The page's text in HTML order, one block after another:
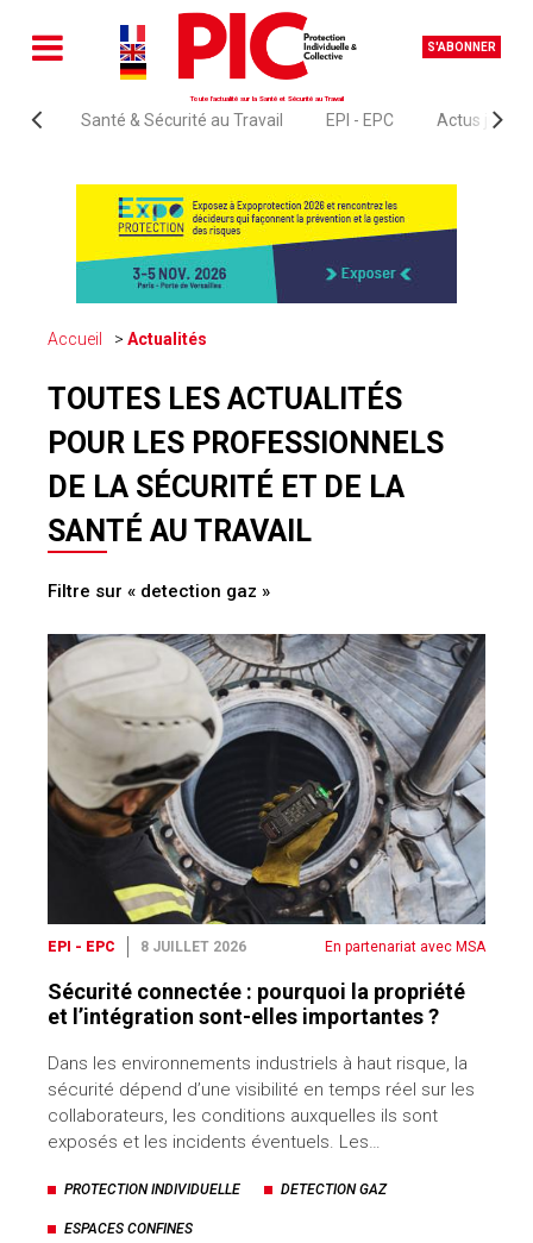
S'ABONNER
Toute l'actualité sur la Santé et Sécurité au Travail
Santé & Sécurité au Travail EPI - EPC Actus
Accueil Actualités
TOUTES LES ACTUALITÉS
POUR LES PROFESSIONNELS
DE LA SÉCURITÉ ET DE LA
SANTÉ AU TRAVAIL
Filtre sur « detection gaz »
EPI - EPC 8 JUILLET 2026 En partenariat avec MSA
Sécurité connectée : pourquoi la propriété
et l’intégration sont-elles importantes ?
Dans les environnements industriels à haut risque, la
sécurité dépend d’une visibilité en temps réel sur les
collaborateurs, les conditions auxquelles ils sont
exposés et les incidents éventuels. Les…
PROTECTION INDIVIDUELLE DETECTION GAZ
ESPACES CONFINES